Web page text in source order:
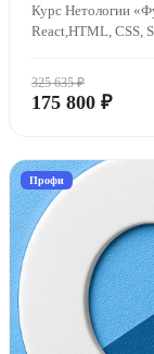
Курс Нетологии
React,HTML, CSS,
325 635 ₽
175 800 ₽
Профи